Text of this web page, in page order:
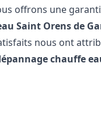
offrons une
Saint Orens de
nous ont
chauffe